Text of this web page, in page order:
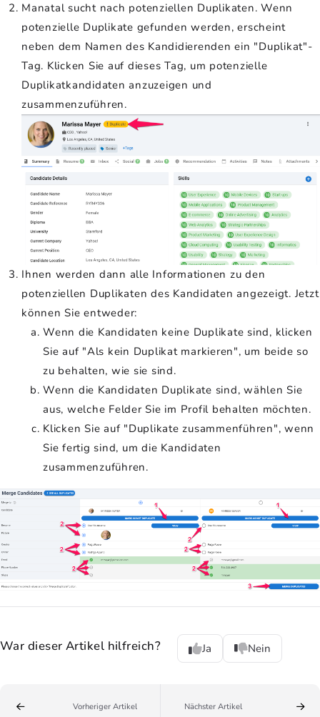
Manatal sucht nach potenziellen Duplikaten. Wenn
potenzielle Duplikate gefunden werden, erscheint
neben dem Namen des Kandidierenden ein "Duplikat"-
Tag. Klicken Sie auf dieses Tag, um potenzielle
Duplikatkandidaten anzuzeigen und
zusammenzuführen.
Ihnen werden dann alle Informationen zu den
potenziellen Duplikaten des Kandidaten angezeigt. Jetzt
können Sie entweder:
Wenn die Kandidaten keine Duplikate sind, klicken
Sie auf "Als kein Duplikat markieren", um beide so
zu behalten, wie sie sind.
Wenn die Kandidaten Duplikate sind, wählen Sie
aus, welche Felder Sie im Profil behalten möchten.
Klicken Sie auf "Duplikate zusammenführen", wenn
Sie fertig sind, um die Kandidaten
zusammenzuführen.
War dieser Artikel hilfreich? Ja Nein
Vorheriger Artikel Nächster Artikel